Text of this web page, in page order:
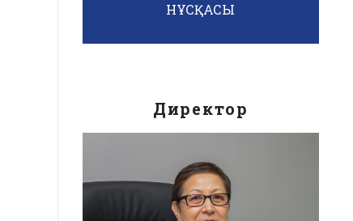
НҰСҚАСЫ
Директор